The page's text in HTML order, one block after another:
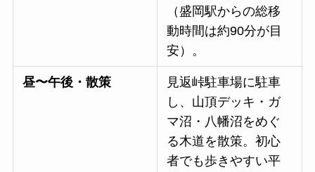
（盛岡駅からの総移
動時間は約90分が目
安）。
昼〜午後・散策
見返峠駐車場に駐車
し、山頂デッキ・ガ
マ沼・八幡沼をめぐ
る木道を散策。初心
者でも歩きやすい平